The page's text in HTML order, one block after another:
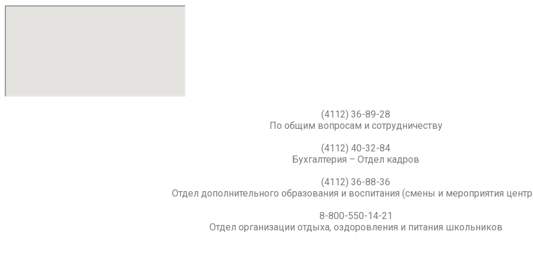
(4112) 36-89-28
По общим вопросам и сотрудничеству
(4112) 40-32-84
Бухгалтерия – Отдел кадров
(4112) 36-88-36
Отдел дополнительного образования и воспитания (смены и мероприятия
8-800-550-14-21
Отдел организации отдыха, оздоровления и питания школьников